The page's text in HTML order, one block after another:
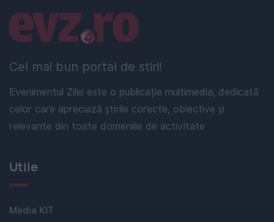
Cel mai bun portal de stiri!
Evenimentul Zilei este o publicație multimedia, dedicată
celor care apreciază știrile corecte, obiective și
relevante din toate domeniile de activitate
Linkuri utile
Utile
Media KIT